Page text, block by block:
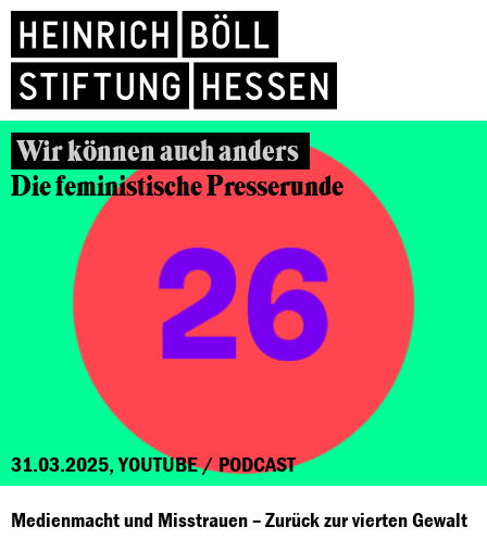
Wir können auch anders
Die feministische Presserunde
31.03.2025, YOUTUBE / PODCAST
Medienmacht und Misstrauen – Zurück zur vierten Gewalt